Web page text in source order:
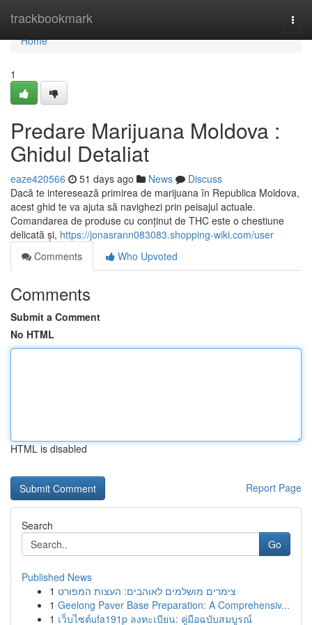
trackbookmark
Home
Home
1
Predare Marijuana Moldova :
Ghidul Detaliat
eaze420566 51 days ago News
Discuss
Dacă te interesează primirea de marijuana în Republica Moldova,
acest ghid te va ajuta să navighezi prin peisajul actuale.
Comandarea de produse cu conținut de THC este o chestiune
delicată și, https://jonasrann083083.shopping-wiki.com/user
Comments
Who Upvoted
Comments
Submit a Comment
No HTML
HTML is disabled
Report Page
Search
Go
Published News
1 צימרים מושלמים לאוהבים: העצות המפורט
1 Geelong Paver Base Preparation: A Comprehensiv...
1 เว็บไซต์ufa191p ลงทะเบียน: คู่มือฉบับสมบูรณ์